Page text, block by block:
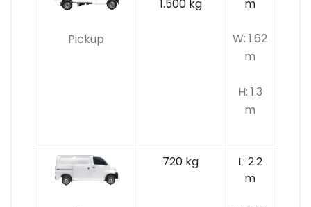
Pickup
1.500 kg m
W: 1.62
m
H: 1.3
m
720 kg
L: 2.2
m